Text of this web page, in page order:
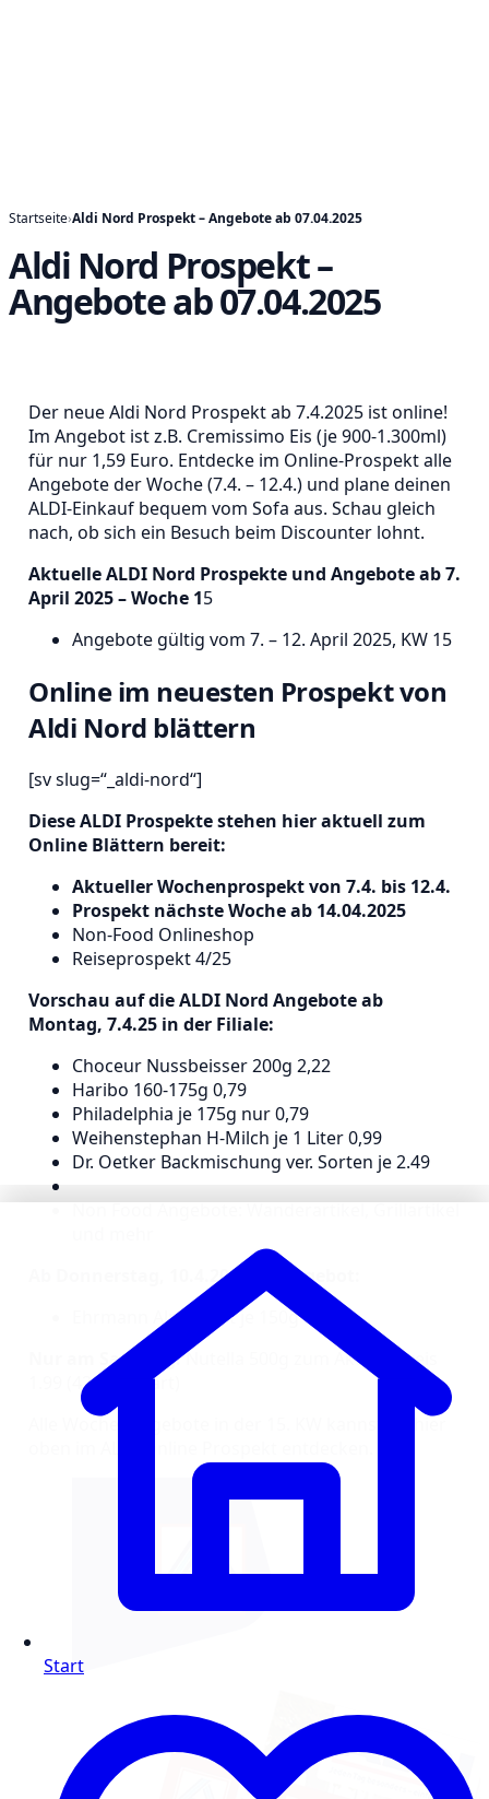
Startseite›Aldi Nord Prospekt – Angebote ab 07.04.2025
Aldi Nord Prospekt –
Angebote ab 07.04.2025
Der neue Aldi Nord Prospekt ab 7.4.2025 ist online!
Im Angebot ist z.B. Cremissimo Eis (je 900-1.300ml)
für nur 1,59 Euro. Entdecke im Online-Prospekt alle
Angebote der Woche (7.4. – 12.4.) und plane deinen
ALDI-Einkauf bequem vom Sofa aus. Schau gleich
nach, ob sich ein Besuch beim Discounter lohnt.
Aktuelle ALDI Nord Prospekte und Angebote ab 7.
April 2025 – Woche 15
Angebote gültig vom 7. – 12. April 2025, KW 15
Online im neuesten Prospekt von
Aldi Nord blättern
[sv slug=“_aldi-nord“]
Diese ALDI Prospekte stehen hier aktuell zum
Online Blättern bereit:
Aktueller Wochenprospekt von 7.4. bis 12.4.
Prospekt nächste Woche ab 14.04.2025
Non-Food Onlineshop
Reiseprospekt 4/25
Vorschau auf die ALDI Nord Angebote ab
Montag, 7.4.25 in der Filiale:
Choceur Nussbeisser 200g 2,22
Haribo 160-175g 0,79
Philadelphia je 175g nur 0,79
Weihenstephan H-Milch je 1 Liter 0,99
Dr. Oetker Backmischung ver. Sorten je 2.49
Non Food Angebote: Wanderartikel, Grillartikel
Ab Donnerstag, 10.4.2025 im Angebot:
Ehrmann Almighurt je 150g 0,35
Nur am Samstag:Nutella 500g zum Aktionspreis
1.99 (42% gespart)
Alle Wochenangebote in der 15. KW kannst du hier
Start